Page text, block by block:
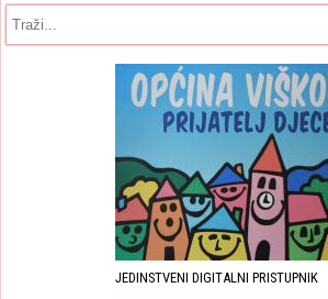
Obrazac pretrage
JEDINSTVENI DIGITALNI PRISTUPNIK